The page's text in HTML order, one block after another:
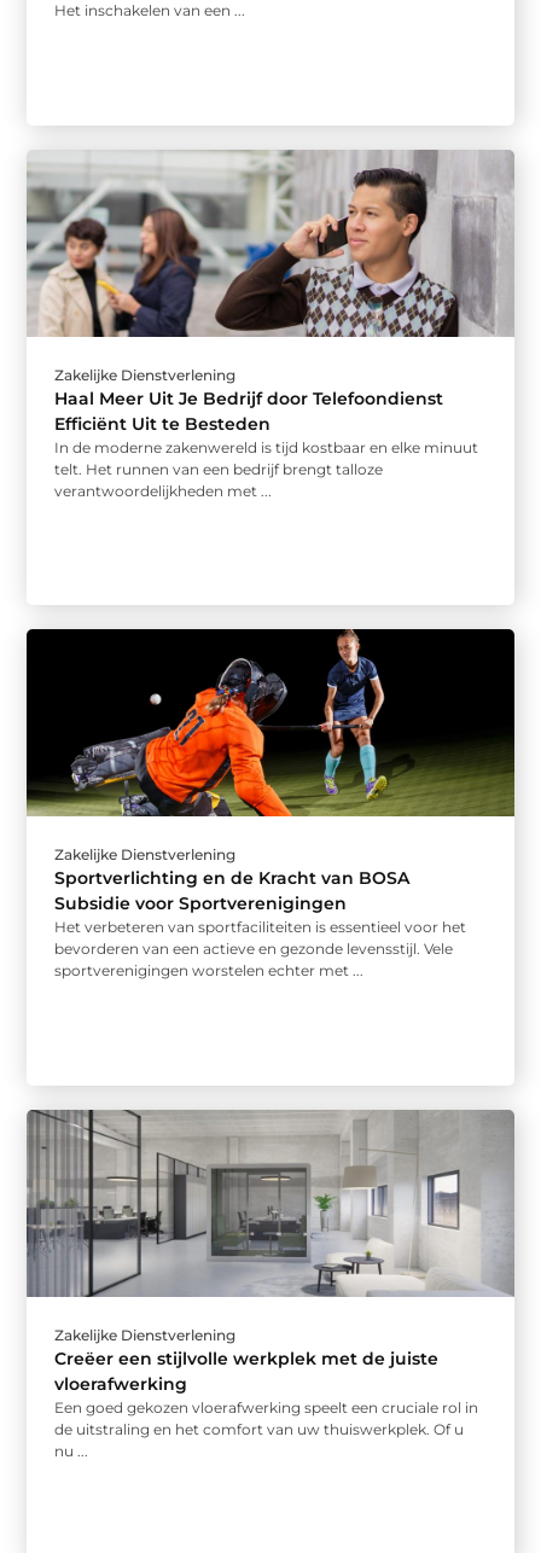
Het inschakelen van een ...
Zakelijke Dienstverlening
Haal Meer Uit Je Bedrijf door Telefoondienst
Efficiënt Uit te Besteden
In de moderne zakenwereld is tijd kostbaar en elke minuut
telt. Het runnen van een bedrijf brengt talloze
verantwoordelijkheden met ...
Zakelijke Dienstverlening
Sportverlichting en de Kracht van BOSA
Subsidie voor Sportverenigingen
Het verbeteren van sportfaciliteiten is essentieel voor het
bevorderen van een actieve en gezonde levensstijl. Vele
sportverenigingen worstelen echter met ...
Zakelijke Dienstverlening
Creëer een stijlvolle werkplek met de juiste
vloerafwerking
Een goed gekozen vloerafwerking speelt een cruciale rol in
de uitstraling en het comfort van uw thuiswerkplek. Of u
nu ...